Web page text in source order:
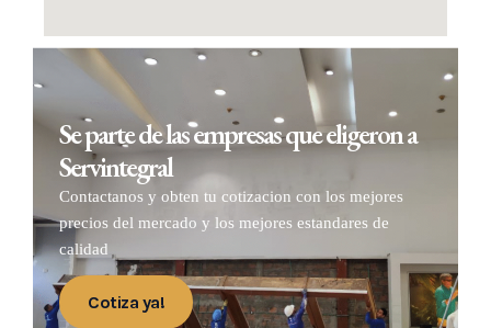
Se parte de las empresas que eligeron a
Servintegral
Contactanos y obten tu cotizacion con los mejores
precios del mercado y los mejores estandares de
calidad
Cotiza ya!